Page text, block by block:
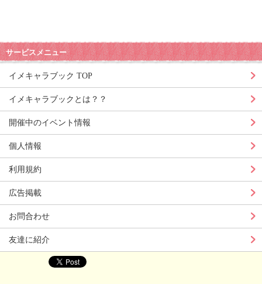
サービスメニュー
イメキャラブック TOP
イメキャラブックとは？？
開催中のイベント情報
個人情報
利用規約
広告掲載
お問合わせ
友達に紹介